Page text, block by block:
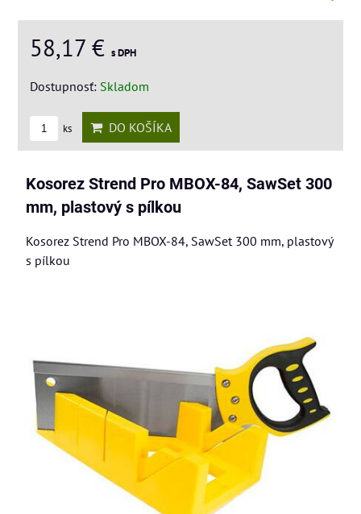
58,17 € s DPH
Dostupnosť: Skladom
ks DO KOŠÍKA
Kosorez Strend Pro MBOX-84, SawSet 300
mm, plastový s pílkou
Kosorez Strend Pro MBOX-84, SawSet 300 mm, plastový
s pílkou